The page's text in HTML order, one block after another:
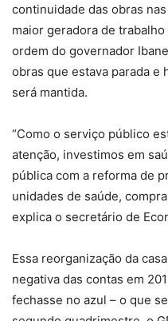
continuidade das obras
maior geradora de
ordem do governador
obras que estava parada e
será mantida.
“Como o serviço público
atenção, investimos em
pública com a reforma de
unidades de saúde,
explica o secretário de
Essa reorganização da
negativa das contas em
fechasse no azul – o que